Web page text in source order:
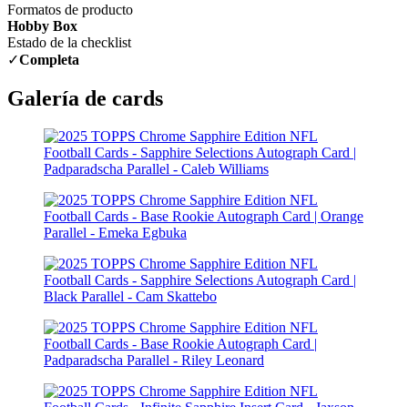
Formatos de producto
Hobby Box
Estado de la checklist
✓Completa
Galería de cards